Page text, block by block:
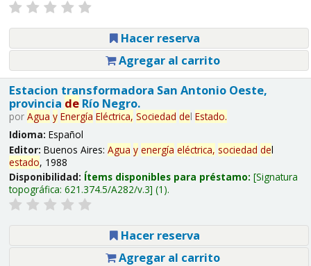
Hacer reserva
Agregar al carrito
Estacion transformadora San Antonio Oeste,
provincia deRío Negro.
por Agua y Energía Eléctrica, Sociedad del Estado.
Idioma: Español
Editor: Buenos Aires: Agua y energía eléctrica, sociedad del
estado, 1988
Disponibilidad: Ítems disponibles para préstamo: Signatura
topográfica: 621.374.5/A282/v.3 (1).
Hacer reserva
Agregar al carrito